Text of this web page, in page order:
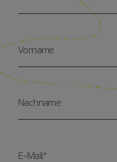
Vorname
Nachname
E-Mail*